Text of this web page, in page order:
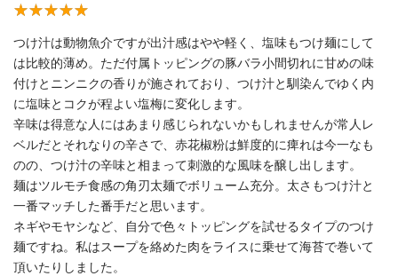
つけ汁は動物魚介ですが出汁感はやや軽く、塩味もつけ麺にして
は比較的薄め。ただ付属トッピングの豚バラ小間切れに甘めの味
付けとニンニクの香りが施されており、つけ汁と馴染んでゆく内
に塩味とコクが程よい塩梅に変化します。
辛味は得意な人にはあまり感じられないかもしれませんが常人レ
ベルだとそれなりの辛さで、赤花椒粉は鮮度的に痺れは今一なも
のの、つけ汁の辛味と相まって刺激的な風味を醸し出します。
麺はツルモチ食感の角刃太麺でボリューム充分。太さもつけ汁と
一番マッチした番手だと思います。
ネギやモヤシなど、自分で色々トッピングを試せるタイプのつけ
麺ですね。私はスープを絡めた肉をライスに乗せて海苔で巻いて
頂いたりしました。